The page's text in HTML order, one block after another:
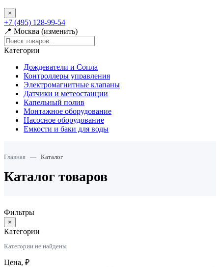
×
+7 (495) 128-99-54
📍 Москва (изменить)
Категории
Дождеватели и Сопла
Контроллеры управления
Электромагнитные клапаны
Датчики и метеостанции
Капельный полив
Монтажное оборудование
Насосное оборудование
Емкости и баки для воды
Главная — Каталог
Каталог товаров
Фильтры
×
Категории
Категории не найдены
Цена, ₽